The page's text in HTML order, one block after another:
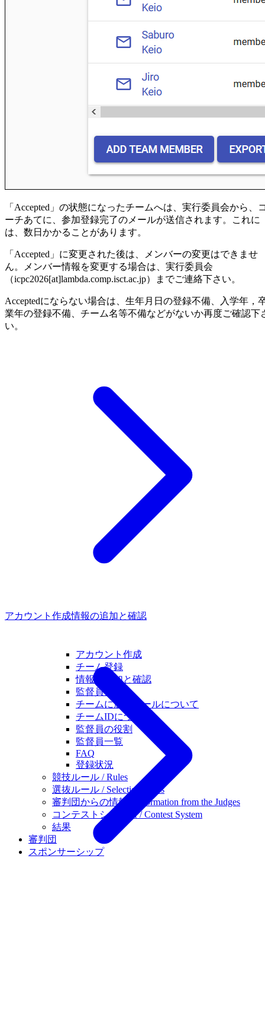
アカウント作成
チーム登録
情報の追加と確認
監督員登録
チームに届くメールについて
チームIDについて
監督員の役割
監督員一覧
FAQ
登録状況
競技ルール / Rules
選抜ルール / Selection Rules
審判団からの情報 / Information from the Judges
コンテストシステム / Contest System
結果
審判団
スポンサーシップ
「Accepted」の状態になったチームへは、実行委員会から、
ーチあてに、参加登録完了のメールが送信されます。これに
は、数日かかることがあります。
「Accepted」に変更された後は、メンバーの変更はできませ
ん。メンバー情報を変更する場合は、実行委員会
（icpc2026[at]lambda.comp.isct.ac.jp）までご連絡下さい。
Acceptedにならない場合は、生年月日の登録不備、入学年，
業年の登録不備、チーム名等不備などがないか再度ご確認下
い。
アカウント作成情報の追加と確認